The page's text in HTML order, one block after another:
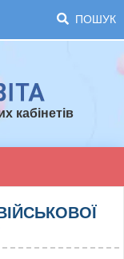
ПОШУК
кабінетів